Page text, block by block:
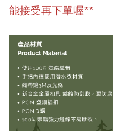
能接受再下單喔**